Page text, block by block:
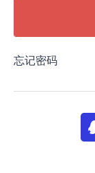
忘记密码